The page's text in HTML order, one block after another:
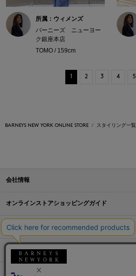
所属：ウィメンズ
バーニーズ ニューヨー
ク銀座本店
TOMO / 159cm
1 2 3 4 5
BARNEYS NEW YORK ONLINE STORE スタイリング一覧
会社情報
オンラインストアショッピングガイド
店舗情報
サービス